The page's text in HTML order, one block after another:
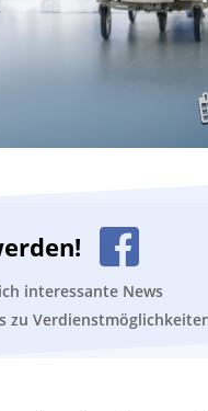
interessante News
zu